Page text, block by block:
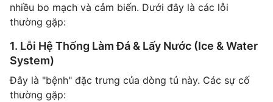
nhiều bo mạch và cảm biến. Dưới đây là các lỗi
thường gặp:
1. Lỗi Hệ Thống Làm Đá & Lấy Nước (Ice & Water
System)
Đây là "bệnh" đặc trưng của dòng tủ này. Các sự cố
thường gặp: